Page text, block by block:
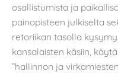
osallistumista ja
painopisteen julkiselta
retoriikan tasolla
kansalaisten käsiin,
”hallinnon ja